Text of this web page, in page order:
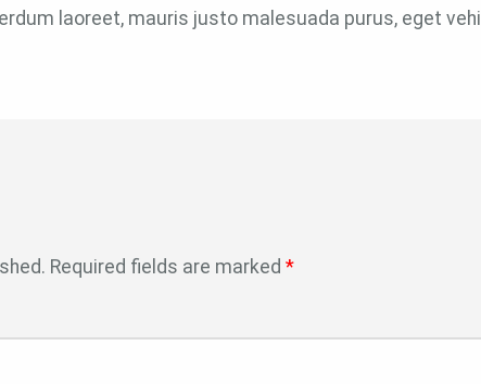
laoreet, mauris justo malesuada purus, eget
Required fields are marked *